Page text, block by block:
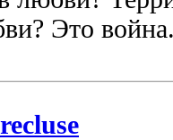
Это